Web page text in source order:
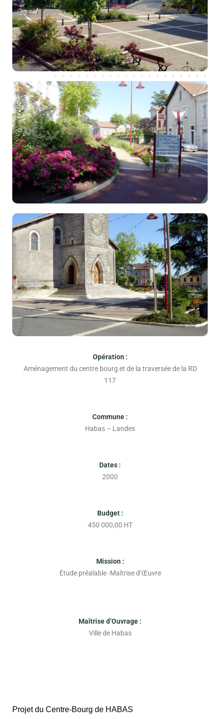
Opération :
Aménagement du centre bourg et de la traversée de la RD
117
Commune :
Habas – Landes
Dates :
2000
Budget :
450 000,00 HT
Mission :
Étude préalable -Maîtrise d’Œuvre
Maîtrise d’Ouvrage :
Ville de Habas
Projet du Centre-Bourg de HABAS